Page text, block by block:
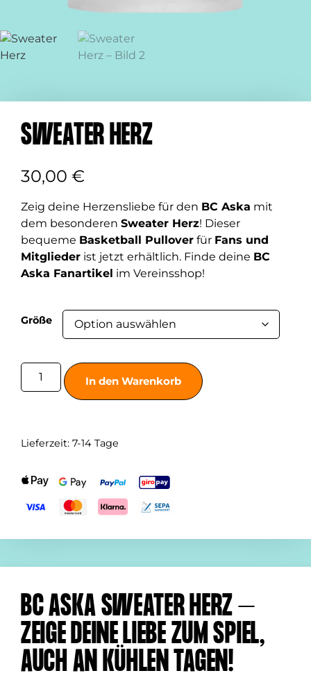
SWEATER HERZ
30,00 €
Zeig deine Herzensliebe für den BC Aska mit
dem besonderen Sweater Herz! Dieser
bequeme Basketball Pullover für Fans und
Mitglieder ist jetzt erhältlich. Finde deine BC
Aska Fanartikel im Vereinsshop!
Größe
In den Warenkorb
Lieferzeit: 7-14 Tage
BC ASKA SWEATER HERZ –
ZEIGE DEINE LIEBE ZUM SPIEL,
AUCH AN KÜHLEN TAGEN!